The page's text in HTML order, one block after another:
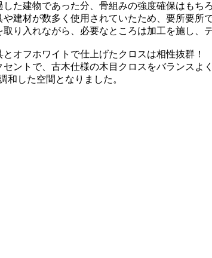
した建物であった分、骨組みの強度確保はもち
や建材が数多く使用されていたため、要所要所
り入れながら、必要なところは加工を施し、
オフホワイトで仕上げたクロスは相性抜群！
セントで、古木仕様の木目クロスをバランスよ
和した空間となりました。